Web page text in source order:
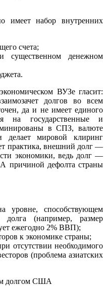
имеет набор внутренних
счета;
существенном денежном
ВУЗе гласит:
долгов во всем
да и не имеет единого
на государственные и
в СПЗ, валюте
мировой клиринг
практика, внешний долг —
экономики, ведь долг —
причиной дефолта страны
уровне, способствующем
долга (например, размер
ежегодно 2% ВВП);
к экономике страны;
отсутствии необходимого
(проблема азиатских